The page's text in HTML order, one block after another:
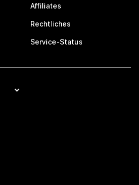
Affiliates
Rechtliches
Service-Status